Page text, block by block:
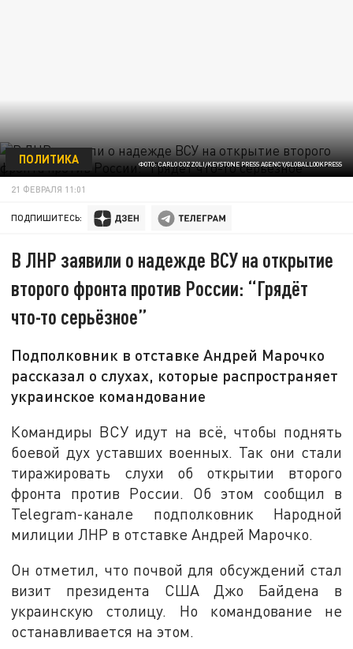
ФОТО: CARLO COZZOLI/KEYSTONE PRESS AGENCY/GLOBALLOOKPRESS
ПОЛИТИКА
21 ФЕВРАЛЯ 11:01
ПОДПИШИТЕСЬ:
В ЛНР заявили о надежде ВСУ на открытие
второго фронта против России: “Грядёт
что-то серьёзное”
Подполковник в отставке Андрей Марочко
рассказал о слухах, которые распространяет
украинское командование
Командиры ВСУ идут на всё, чтобы поднять
боевой дух уставших военных. Так они стали
тиражировать слухи об открытии второго
фронта против России. Об этом сообщил в
Telegram-канале подполковник Народной
милиции ЛНР в отставке Андрей Марочко.
Он отметил, что почвой для обсуждений стал
визит президента США Джо Байдена в
украинскую столицу. Но командование не
останавливается на этом.